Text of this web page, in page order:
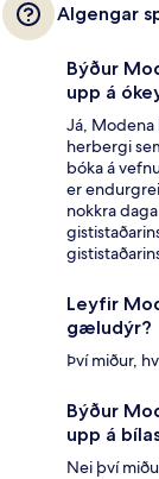
Algengar
Býður
upp á
Já, Modena
herbergi
bóka á
er
nokkra
Leyfir
gæludýr?
Því miður,
Býður
upp á
Nei því